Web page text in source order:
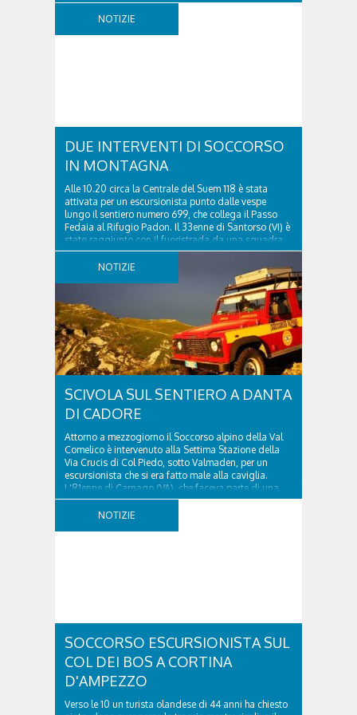
tempestiva chiamata al 112 e all’intervento...
NOTIZIE
DUE INTERVENTI DI SOCCORSO
IN MONTAGNA
Alle 10.20 circa la Centrale del Suem 118 è stata
attivata per un escursionista punto dalle vespe
lungo il sentiero numero 699, che collega il Passo
Fedaia al Rifugio Padon. Il 33enne di Santorso (VI) è
stato raggiunto con il fuoristrada da una squadra
del Soccorso alpino della Val Pettorina...
NOTIZIE
SCIVOLA SUL SENTIERO A DANTA
DI CADORE
Attorno a mezzogiorno il Soccorso alpino della Val
Comelico è intervenuto alla Settima Stazione della
Via Crucis di Col Piedo, sotto Valmaden, per un
escursionista che si era fatto male alla caviglia.
L'81enne di Carnago (VA), che faceva parte di una
comitiva e aveva riportato un trauma...
NOTIZIE
SOCCORSO ESCURSIONISTA SUL
COL DEI BOS A CORTINA
D'AMPEZZO
Verso le 10 un turista olandese di 44 anni ha chiesto